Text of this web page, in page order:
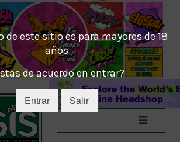
de este sitio es para mayores de 18
años
de acuerdo en entrar?
Entrar Salir